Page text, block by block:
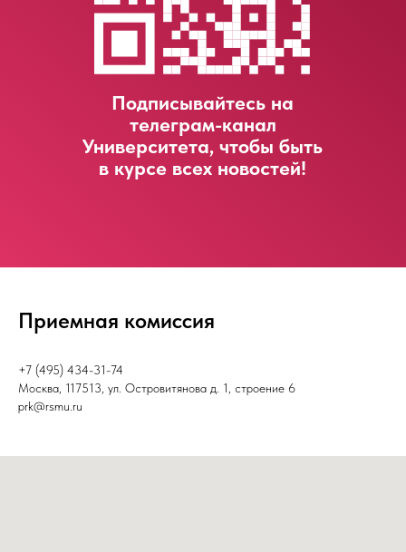
Подписывайтесь на
телеграм-канал
Университета, чтобы быть
в курсе всех новостей!
LET'S GO!
Приемная комиссия
+7 (495) 434-31-74
Москва, 117513, ул. Островитянова д. 1, строение 6
prk@rsmu.ru